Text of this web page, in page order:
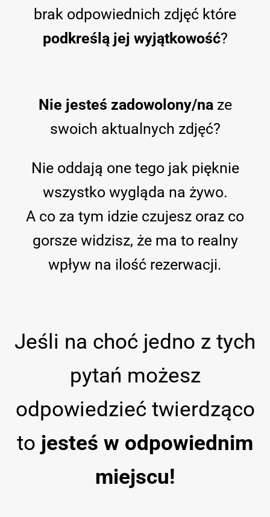
brak odpowiednich zdjęć które
podkreślą jej wyjątkowość?
Nie jesteś zadowolony/naze
swoich aktualnych zdjęć?
Nie oddają one tego jak pięknie
wszystko wygląda na żywo.
A co za tym idzie czujesz oraz co
gorsze widzisz, że ma to realny
wpływ na ilość rezerwacji.
Jeśli na choć jedno z tych
pytań możesz
odpowiedzieć twierdząco
to jesteś w odpowiednim
miejscu!